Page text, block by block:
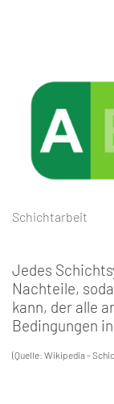
Schichtarbeit
Jedes
Nachteile,
kann, der alle
Bedingungen
(Quelle: Wikipedia -